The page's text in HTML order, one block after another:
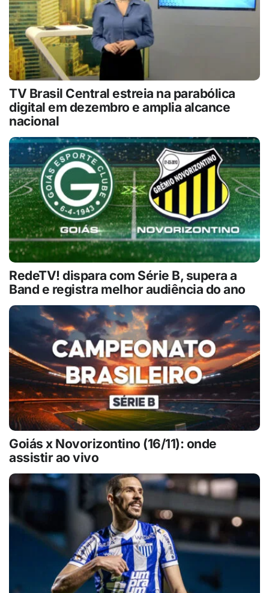
TV Brasil Central estreia na parabólica
digital em dezembro e amplia alcance
nacional
RedeTV! dispara com Série B, supera a
Band e registra melhor audiência do ano
Goiás x Novorizontino (16/11): onde
assistir ao vivo